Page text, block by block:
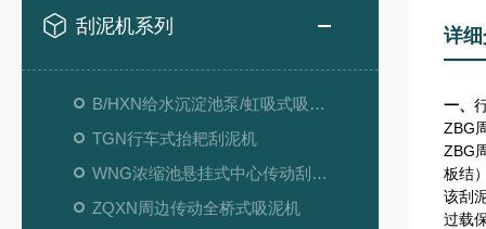
刮泥机系列
B/HXN给水沉淀池泵/虹吸式吸泥机
TGN行车式抬耙刮泥机
WNG浓缩池悬挂式中心传动刮吸泥机
ZQXN周边传动全桥式吸泥机
详
一、
ZBG
ZBG
板结
该刮
过载